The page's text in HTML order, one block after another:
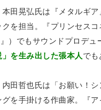
田晃弘氏は『メタルギア
クを担当。『プリンセス
）でもサウンドプロデュ
」を生み出した張本人 でも
田哲也氏は「お願い！シ
グを手掛ける作曲家。『